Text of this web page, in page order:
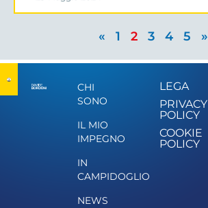
« 1 2 3 4 5 »
CHI
SONO
IL MIO
IMPEGNO
IN
CAMPIDOGLIO
NEWS
LEGA
PRIVACY
POLICY
COOKIE
POLICY